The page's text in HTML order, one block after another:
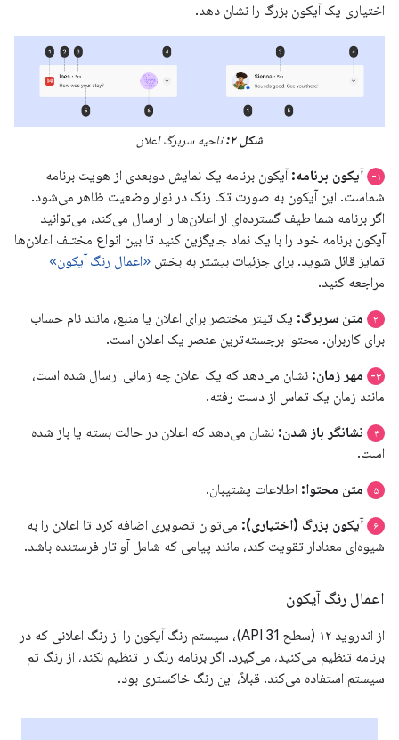
اختیاری یک آیکون بزرگ را نشان دهد.
شکل ۲: ناحیه سربرگ اعلان
۱- آیکون برنامه: آیکون برنامه یک نمایش دوبعدی از هویت برنامه
شماست. این آیکون به صورت تک رنگ در نوار وضعیت ظاهر می‌شود.
اگر برنامه شما طیف گسترده‌ای از اعلان‌ها را ارسال می‌کند، می‌توانید
آیکون برنامه خود را با یک نماد جایگزین کنید تا بین انواع مختلف اعلان‌ها
تمایز قائل شوید. برای جزئیات بیشتر به بخش «اعمال رنگ آیکون»
مراجعه کنید.
۲ متن سربرگ: یک تیتر مختصر برای اعلان یا منبع، مانند نام حساب
برای کاربران. محتوا برجسته‌ترین عنصر یک اعلان است.
۳- مهر زمان: نشان می‌دهد که یک اعلان چه زمانی ارسال شده است،
مانند زمان یک تماس از دست رفته.
۴ نشانگر باز شدن: نشان می‌دهد که اعلان در حالت بسته یا باز شده
است.
۵ متن محتوا: اطلاعات پشتیبان.
۶ آیکون بزرگ (اختیاری): می‌توان تصویری اضافه کرد تا اعلان را به
شیوه‌ای معنادار تقویت کند، مانند پیامی که شامل آواتار فرستنده باشد.
اعمال رنگ آیکون
از اندروید ۱۲ (سطح API 31)، سیستم رنگ آیکون را از رنگ اعلانی که در
برنامه تنظیم می‌کنید، می‌گیرد. اگر برنامه رنگ را تنظیم نکند، از رنگ تم
سیستم استفاده می‌کند. قبلاً، این رنگ خاکستری بود.